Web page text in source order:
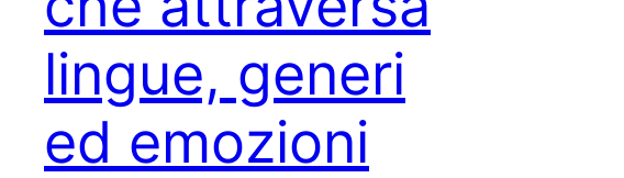
lingue, generi
ed emozioni